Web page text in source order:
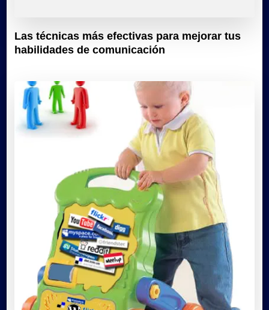
Las técnicas más efectivas para mejorar tus
habilidades de comunicación